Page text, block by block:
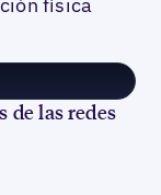
física
de las redes